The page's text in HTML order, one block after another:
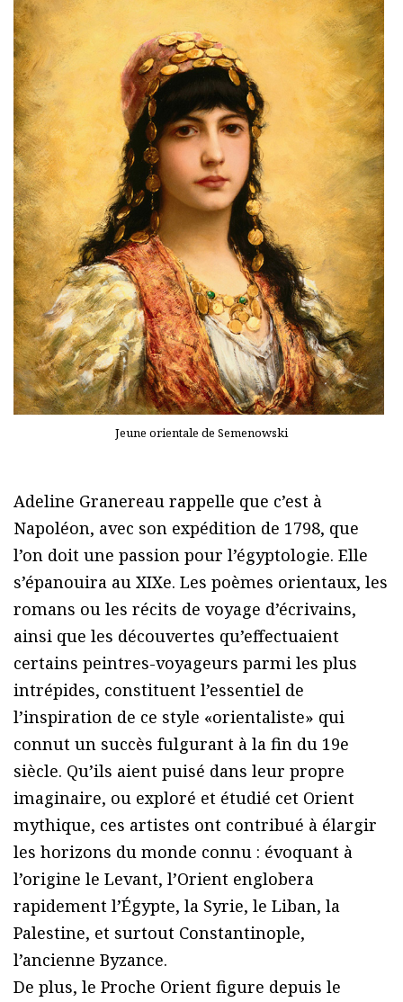
Jeune orientale de Semenowski
Adeline Granereau rappelle que c’est à
Napoléon, avec son expédition de 1798, que
l’on doit une passion pour l’égyptologie. Elle
s’épanouira au XIXe. Les poèmes orientaux, les
romans ou les récits de voyage d’écrivains,
ainsi que les découvertes qu’effectuaient
certains peintres-voyageurs parmi les plus
intrépides, constituent l’essentiel de
l’inspiration de ce style «orientaliste» qui
connut un succès fulgurant à la fin du 19e
siècle. Qu’ils aient puisé dans leur propre
imaginaire, ou exploré et étudié cet Orient
mythique, ces artistes ont contribué à élargir
les horizons du monde connu : évoquant à
l’origine le Levant, l’Orient englobera
rapidement l’Égypte, la Syrie, le Liban, la
Palestine, et surtout Constantinople,
l’ancienne Byzance.
De plus, le Proche Orient figure depuis le